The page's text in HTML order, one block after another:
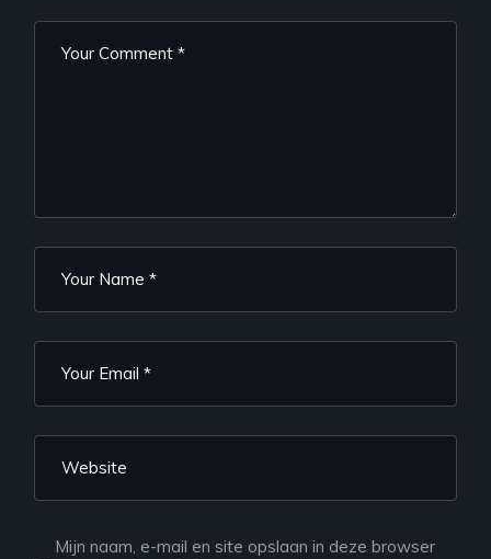
Mijn naam, e-mail en site opslaan in deze browser